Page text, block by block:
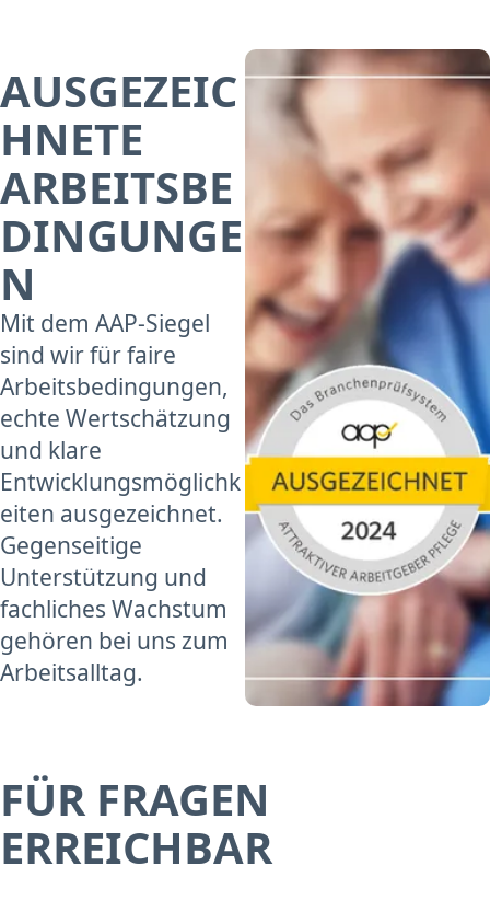
AUSGEZEIC
HNETE
ARBEITSBE
DINGUNGE
N
Mit dem AAP-Siegel
sind wir für faire
Arbeitsbedingungen,
echte Wertschätzung
und klare
Entwicklungsmöglichk
eiten ausgezeichnet.
Gegenseitige
Unterstützung und
fachliches Wachstum
gehören bei uns zum
Arbeitsalltag.
FÜR FRAGEN
ERREICHBAR